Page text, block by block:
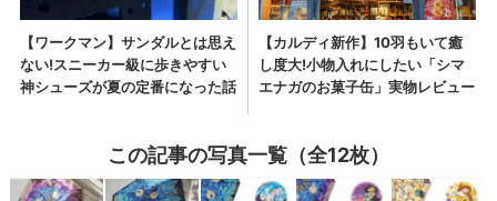
この記事の写真一覧（全12枚）